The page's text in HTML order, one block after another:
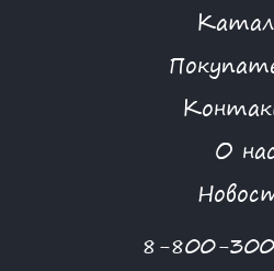
О
8-800-
КАТАЛОГ